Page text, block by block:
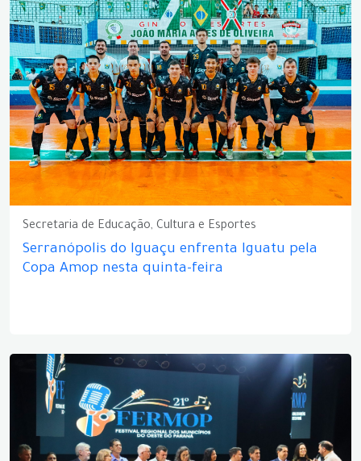
Secretaria de Educação, Cultura e Esportes
Serranópolis do Iguaçu enfrenta Iguatu pela
Copa Amop nesta quinta-feira